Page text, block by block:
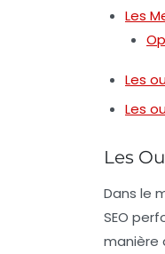
Les
Les
Les
Les
Dans le
SEO
manière